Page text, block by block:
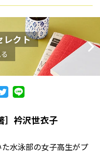
レクト
］衿沢世衣子
水泳部の女子高生がプ